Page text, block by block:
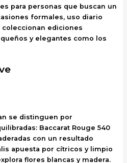
para personas que buscan un
formales, uso diario
ediciones
y elegantes como los
se distinguen por
Baccarat Rouge 540
con un resultado
apuesta por cítricos y limpio
flores blancas y madera.